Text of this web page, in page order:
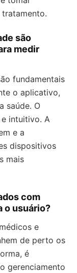
são
medir
fundamentais
o aplicativo,
saúde. O
intuitivo. A
e a
dispositivos
mais
com
o usuário?
e
de perto os
é
gerenciamento